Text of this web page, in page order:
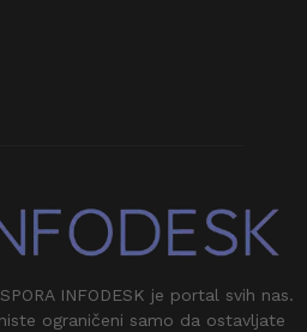
INFODESK je portal svih nas.
ograničeni samo da ostavljate